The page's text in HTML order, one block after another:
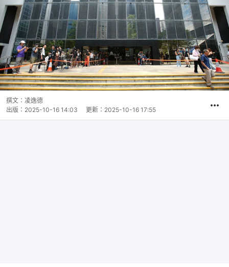
撰文： 凌逸德
出版： 2025-10-16 14:03 更新： 2025-10-16 17:55